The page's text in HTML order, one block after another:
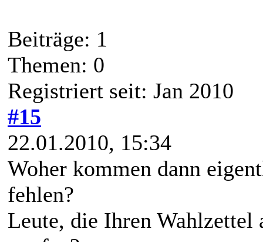
Beiträge: 1
Themen: 0
Registriert seit: Jan 2010
#15
22.01.2010, 15:34
Woher kommen dann
fehlen?
Leute, die Ihren